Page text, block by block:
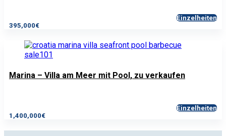
395,000€
Einzelheiten
Marina – Villa am Meer mit Pool, zu verkaufen
1,400,000€
Einzelheiten